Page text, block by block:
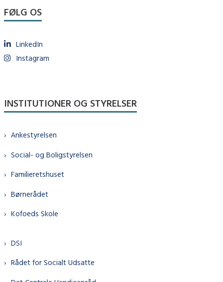
FØLG OS
LinkedIn
Instagram
INSTITUTIONER OG STYRELSER
Ankestyrelsen
Social- og Boligstyrelsen
Familieretshuset
Børnerådet
Kofoeds Skole
DSI
Rådet for Socialt Udsatte